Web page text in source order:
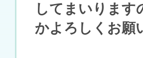
してまいります
かよろしくお願